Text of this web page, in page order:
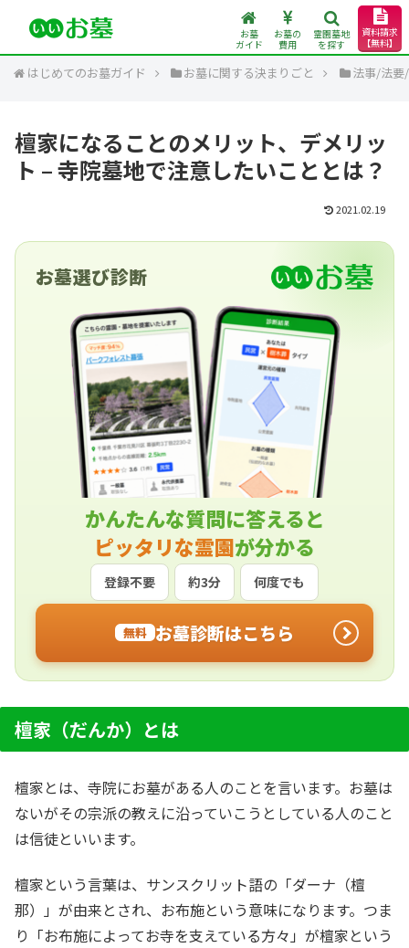
お墓
ガイド
お墓の
費用
霊園墓地
を探す
資料請求
【無料】
はじめてのお墓ガイド お墓に関する決まりごと 法事/法要
檀家になることのメリット、デメリッ
ト – 寺院墓地で注意したいこととは？
2021.02.19
お墓選び診断
かんたんな質問に答えると
ピッタリな霊園が分かる
登録不要 約3分 何度でも
無料 お墓診断はこちら
檀家（だんか）とは
檀家とは、寺院にお墓がある人のことを言います。お墓は
ないがその宗派の教えに沿っていこうとしている人のこと
は信徒といいます。
檀家という言葉は、サンスクリット語の「ダーナ（檀
那）」が由来とされ、お布施という意味になります。つま
り「お布施によってお寺を支えている方々」が檀家という